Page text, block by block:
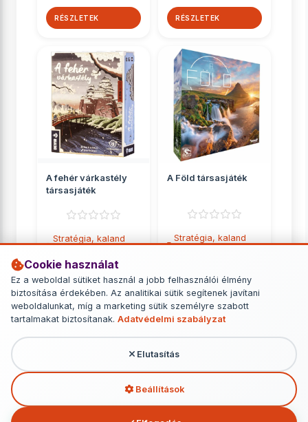
Cookie használat
Ez a weboldal sütiket használ a jobb felhasználói élmény
biztosítása érdekében. Az analitikai sütik segítenek javítani
weboldalunkat, míg a marketing sütik személyre szabott
tartalmakat biztosítanak. Adatvédelmi szabályzat
Elutasítás
Beállítások
RÉSZLETEK RÉSZLETEK
A fehér várkastély
társasjáték
Stratégia, kaland
9 849 Ft
RÉSZLETEK
A Föld társasjáték
Stratégia, kaland
RÉSZLETEK
További termékek - Stratégia, kaland
játékok